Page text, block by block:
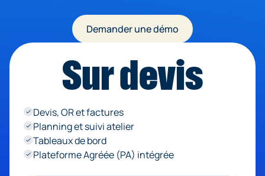
Demander une démo
Sur devis
done Devis, OR et factures
done Planning et suivi atelier
done Tableaux de bord
done Plateforme Agréée (PA) intégrée